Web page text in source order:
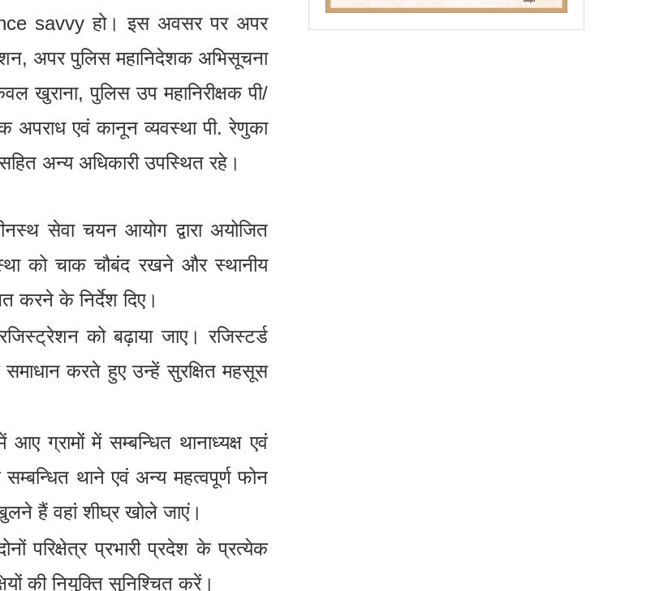
savvy हो। इस अवसर पर अपर
अपर पुलिस महानिदेशक अभिसूचना
खुराना, पुलिस उप महानिरीक्षक पी/
अपराध एवं कानून व्यवस्था पी. रेणुका
सहित अन्य अधिकारी उपस्थित रहे।
सेवा चयन आयोग द्वारा अयोजित
को चाक चौबंद रखने और स्थानीय
करने के निर्देश दिए।
को बढ़ाया जाए। रजिस्टर्ड
करते हुए उन्हें सुरक्षित महसूस
ग्रामों में सम्बन्धित थानाध्यक्ष एवं
सम्बन्धित थाने एवं अन्य महत्वपूर्ण फोन
हैं वहां शीघ्र खोले जाएं।
परिक्षेत्र प्रभारी प्रदेश के प्रत्येक
की नियुक्ति सुनिश्चित करें।